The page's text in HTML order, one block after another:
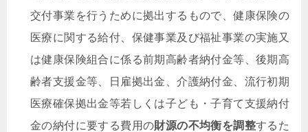
交付事業を行うために拠出するもので、健康保険の
医療に関する給付、保健事業及び福祉事業の実施又
は健康保険組合に係る前期高齢者納付金等、後期高
齢者支援金等、日雇拠出金、介護納付金、流行初期
医療確保拠出金等若しくは子ども・子育て支援納付
金の納付に要する費用の財源の不均衡を調整するた